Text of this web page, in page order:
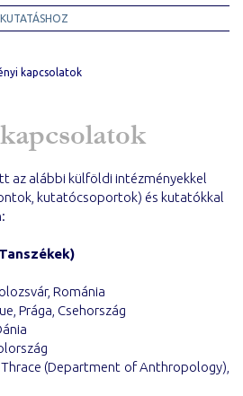
kapcsolatok
az alábbi külföldi intézményekkel
kutatócsoportok) és kutatókkal
Románia
Prága, Csehország
(Department of Anthropology),